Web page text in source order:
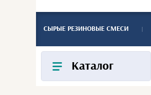
СЫРЫЕ РЕЗИНОВЫЕ СМЕСИ
Каталог